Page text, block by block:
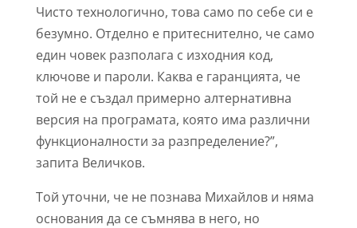
Чисто технологично, това само по себе си е
безумно. Отделно е притеснително, че само
един човек разполага с изходния код,
ключове и пароли. Каква е гаранцията, че
той не е създал примерно алтернативна
версия на програмата, която има различни
функционалности за разпределение?”,
запита Величков.
Той уточни, че не познава Михайлов и няма
основания да се съмнява в него, но